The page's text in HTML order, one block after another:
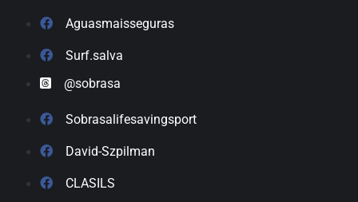
Aguasmaisseguras
Surf.salva
@sobrasa
Sobrasalifesavingsport
David-Szpilman
CLASILS